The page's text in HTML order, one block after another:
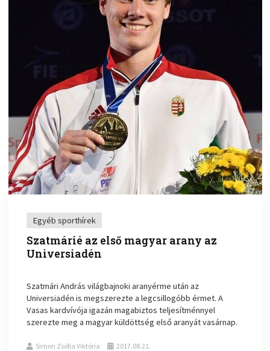
Egyéb sporthírek
Szatmárié az első magyar arany az
Universiadén
Szatmári András világbajnoki aranyérme után az
Universiadén is megszerezte a legcsillogóbb érmet. A
Vasas kardvívója igazán magabiztos teljesítménnyel
szerezte meg a magyar küldöttség első aranyát vasárnap.
Simon Zsófia Viktória 2017.08.21.